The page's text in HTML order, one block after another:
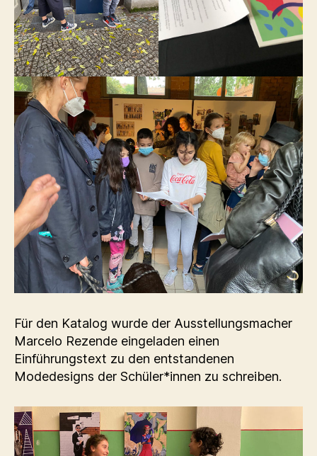
Für den Katalog wurde der Ausstellungsmacher
Marcelo Rezende eingeladen einen
Einführungstext zu den entstandenen
Modedesigns der Schüler*innen zu schreiben.